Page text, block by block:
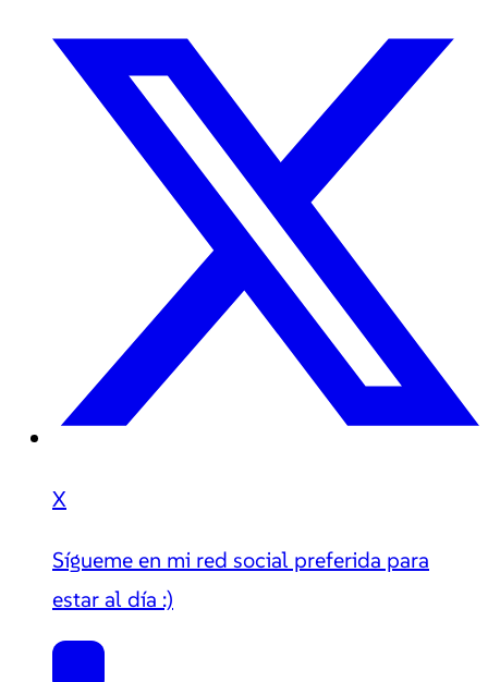
X
Sígueme en mi red social preferida para
estar al día :)